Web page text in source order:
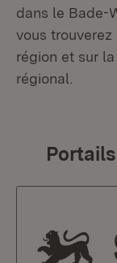
dans le Bade-
vous
région et sur
régional.